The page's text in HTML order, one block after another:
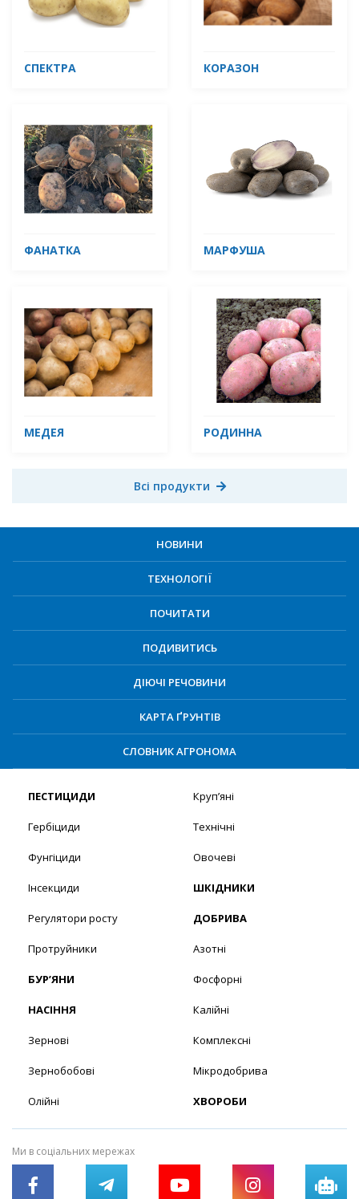
СПЕКТРА КОРАЗОН
ФАНАТКА МАРФУША
МЕДЕЯ РОДИННА
Всі продукти
НОВИНИ
ТЕХНОЛОГІЇ
ПОЧИТАТИ
ПОДИВИТИСЬ
ДІЮЧІ РЕЧОВИНИ
КАРТА ҐРУНТІВ
СЛОВНИК АГРОНОМА
ПЕСТИЦИДИ
Гербіциди
Фунгіциди
Інсекциди
Регулятори росту
Протруйники
БУР’ЯНИ
НАСІННЯ
Зернові
Зернобобові
Олійні
Круп’яні
Технічні
Овочеві
ШКІДНИКИ
ДОБРИВА
Азотні
Фосфорні
Калійні
Комплексні
Мікродобрива
ХВОРОБИ
Ми в соціальних мережах